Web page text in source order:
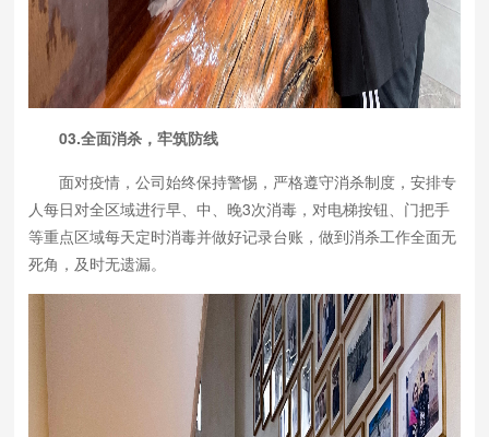
03.全面消杀，牢筑防线
面对疫情，公司始终保持警惕，严格遵守消杀制度，安排专
人每日对全区域进行早、中、晚3次消毒，对电梯按钮、门把手
等重点区域每天定时消毒并做好记录台账，做到消杀工作全面无
死角，及时无遗漏。